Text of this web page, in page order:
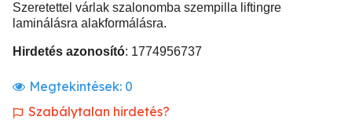
Szeretettel várlak szalonomba szempilla liftingre
laminálásra alakformálásra.
Hirdetés azonosító: 1774956737
Megtekintések: 0
Szabálytalan hirdetés?